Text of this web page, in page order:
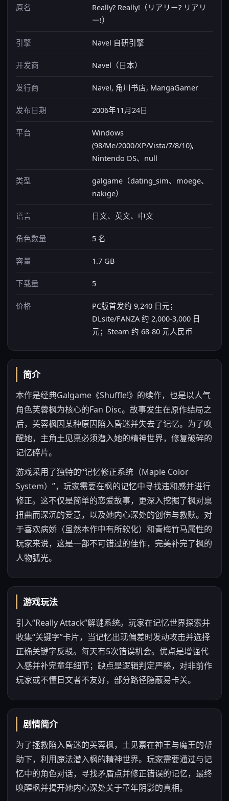
原名
Really? Really!（リアリー? リアリ
ー!）
引擎 Navel 自研引擎
开发商 Navel（日本）
发行商 Navel, 角川书店, MangaGamer
发布日期 2006年11月24日
平台
Windows
(98/Me/2000/XP/Vista/7/8/10),
Nintendo DS、null
类型
galgame（dating_sim、moege、
nakige）
语言 日文、英文、中文
角色数量 5 名
容量 1.7 GB
下载量 5
价格
PC版首发约 9,240 日元；
DLsite/FANZA 约 2,000-3,000 日
元；Steam 约 68-80 元人民币
简介
本作是经典Galgame《Shuffle!》的续作，也是以人气
角色芙蓉枫为核心的Fan Disc。故事发生在原作结局之
后，芙蓉枫因某种原因陷入昏迷并失去了记忆。为了唤
醒她，主角土见禀必须潜入她的精神世界，修复破碎的
记忆碎片。
游戏采用了独特的“记忆修正系统（Maple Color
System）”，玩家需要在枫的记忆中寻找违和感并进行
修正。这不仅是简单的恋爱故事，更深入挖掘了枫对禀
扭曲而深沉的爱意，以及她内心深处的创伤与救赎。对
于喜欢病娇（虽然本作中有所软化）和青梅竹马属性的
玩家来说，这是一部不可错过的佳作，完美补完了枫的
人物弧光。
游戏玩法
引入“Really Attack”解谜系统。玩家在记忆世界探索并
收集“关键字”卡片，当记忆出现偏差时发动攻击并选择
正确关键字反驳。每天有5次错误机会。优点是增强代
入感并补完童年细节；缺点是逻辑判定严格，对非前作
玩家或不懂日文者不友好，部分路径隐蔽易卡关。
剧情简介
为了拯救陷入昏迷的芙蓉枫，土见禀在神王与魔王的帮
助下，利用魔法潜入枫的精神世界。玩家需要通过与记
忆中的角色对话，寻找矛盾点并修正错误的记忆，最终
唤醒枫并揭开她内心深处关于童年阴影的真相。